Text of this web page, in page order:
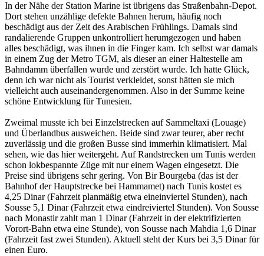
In der Nähe der Station Marine ist übrigens das Straßenbahn-Depot.
Dort stehen unzählige defekte Bahnen herum, häufig noch
beschädigt aus der Zeit des Arabischen Frühlings. Damals sind
randalierende Gruppen unkontrolliert herumgezogen und haben
alles beschädigt, was ihnen in die Finger kam. Ich selbst war damals
in einem Zug der Metro TGM, als dieser an einer Haltestelle am
Bahndamm überfallen wurde und zerstört wurde. Ich hatte Glück,
denn ich war nicht als Tourist verkleidet, sonst hätten sie mich
vielleicht auch auseinandergenommen. Also in der Summe keine
schöne Entwicklung für Tunesien.
Zweimal musste ich bei Einzelstrecken auf Sammeltaxi (Louage)
und Überlandbus ausweichen. Beide sind zwar teurer, aber recht
zuverlässig und die großen Busse sind immerhin klimatisiert. Mal
sehen, wie das hier weitergeht. Auf Randstrecken um Tunis werden
schon lokbespannte Züge mit nur einem Wagen eingesetzt. Die
Preise sind übrigens sehr gering. Von Bir Bourgeba (das ist der
Bahnhof der Hauptstrecke bei Hammamet) nach Tunis kostet es
4,25 Dinar (Fahrzeit planmäßig etwa eineinviertel Stunden), nach
Sousse 5,1 Dinar (Fahrzeit etwa eindreiviertel Stunden). Von Sousse
nach Monastir zahlt man 1 Dinar (Fahrzeit in der elektrifizierten
Vorort-Bahn etwa eine Stunde), von Sousse nach Mahdia 1,6 Dinar
(Fahrzeit fast zwei Stunden). Aktuell steht der Kurs bei 3,5 Dinar für
einen Euro.